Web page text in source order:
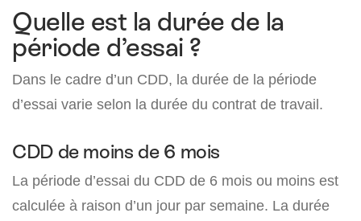
Quelle est la durée de la
période d’essai ?
Dans le cadre d’un CDD, la durée de la période
d’essai varie selon la durée du contrat de travail.
CDD de moins de 6 mois
La période d’essai du CDD de 6 mois ou moins est
calculée à raison d’un jour par semaine. La durée